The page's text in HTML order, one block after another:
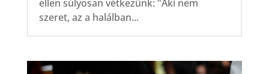
ellen súlyosan vétkezünk: "Aki nem
szeret, az a halálban...